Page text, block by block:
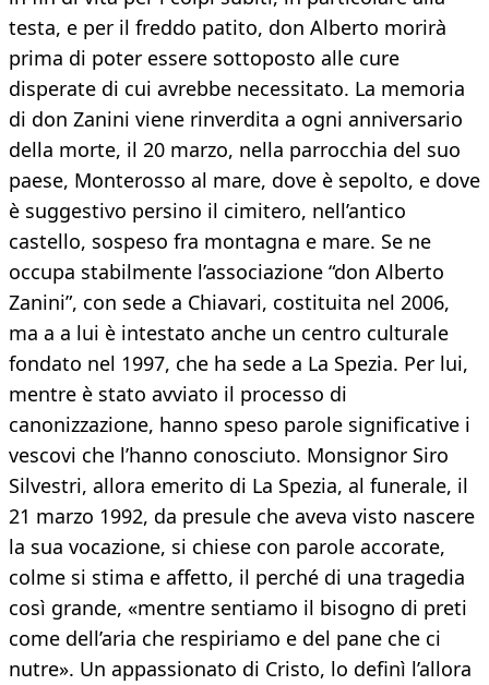
testa, e per il freddo patito, don Alberto morirà
prima di poter essere sottoposto alle cure
disperate di cui avrebbe necessitato. La memoria
di don Zanini viene rinverdita a ogni anniversario
della morte, il 20 marzo, nella parrocchia del suo
paese, Monterosso al mare, dove è sepolto, e dove
è suggestivo persino il cimitero, nell’antico
castello, sospeso fra montagna e mare. Se ne
occupa stabilmente l’associazione “don Alberto
Zanini”, con sede a Chiavari, costituita nel 2006,
ma a a lui è intestato anche un centro culturale
fondato nel 1997, che ha sede a La Spezia. Per lui,
mentre è stato avviato il processo di
canonizzazione, hanno speso parole significative i
vescovi che l’hanno conosciuto. Monsignor Siro
Silvestri, allora emerito di La Spezia, al funerale, il
21 marzo 1992, da presule che aveva visto nascere
la sua vocazione, si chiese con parole accorate,
colme si stima e affetto, il perché di una tragedia
così grande, «mentre sentiamo il bisogno di preti
come dell’aria che respiriamo e del pane che ci
nutre». Un appassionato di Cristo, lo definì l’allora